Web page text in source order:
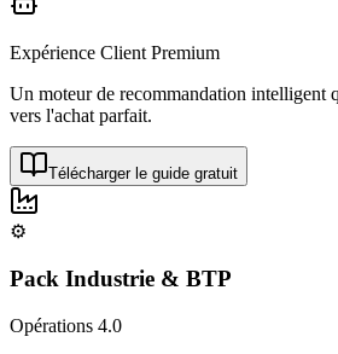
Expérience Client Premium
Un moteur de recommandation intelligent
vers l'achat parfait.
Télécharger le guide gratuit
⚙️
Pack Industrie & BTP
Opérations 4.0